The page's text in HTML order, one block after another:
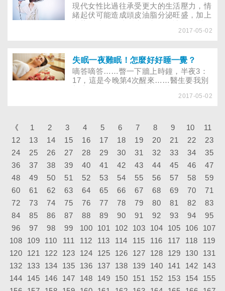
現代女性比過往承受更大的生活壓力，情
緒起伏可能造成頭皮油脂分泌旺盛，加上
不健康。專業醫師親授3招健髮良方，讓
2017-05-02
失眠一夜難眠！怎麼好好睡一覺？
嘀答嘀答……瞥一下牆上時鐘，半夜3：
17，這是今晚第4次醒來……醫生要我別
2017-05-02
《 1 2 3 4 5 6 7 8 9 10
11
12
13 14 15 16 17 18 19 20 21 22
23
24
25 26 27 28 29 30 31 32 33 34
35
36
37 38 39 40 41 42 43 44 45 46
47
48
49 50 51 52 53 54 55 56 57 58
59
60
61 62 63 64 65 66 67 68 69 70
71
72
73 74 75 76 77 78 79 80 81 82
83
84
85 86 87 88 89 90 91 92 93 94
95
96
97 98 99 100 101 102 103 104 105 106
107
108
109 110 111 112 113 114 115 116 117 118
119
120
121 122 123 124 125 126 127 128 129 130
131
132
133 134 135 136 137 138 139 140 141 142
143
144
145 146 147 148 149 150 151 152 153 154
155